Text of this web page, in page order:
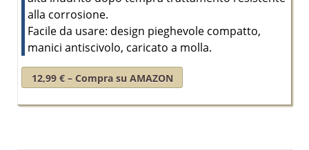
alla corrosione.
Facile da usare: design pieghevole compatto,
manici antiscivolo, caricato a molla.
12,99 € – Compra su AMAZON